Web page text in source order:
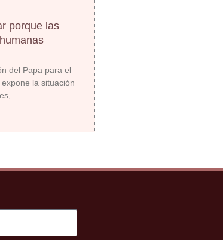
porque las
del Papa para el
la situación